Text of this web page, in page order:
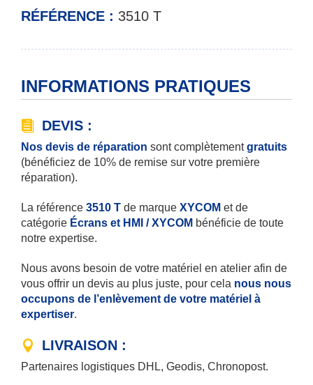
RÉFÉRENCE : 3510 T
INFORMATIONS PRATIQUES
DEVIS :
Nos devis de réparation sont complètementgratuits
(bénéficiez de 10% de remise sur votre première
réparation).
La référence 3510 T de marque XYCOM et de
catégorie Écrans et HMI / XYCOM bénéficie de toute
notre expertise.
Nous avons besoin de votre matériel en atelier afin de
vous offrir un devis au plus juste, pour cela nous nous
occupons de l’enlèvement de votre matériel à
expertiser.
LIVRAISON :
Partenaires logistiques DHL, Geodis, Chronopost.